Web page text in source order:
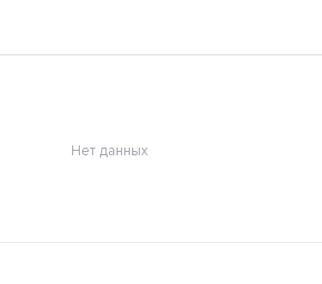
Нет данных